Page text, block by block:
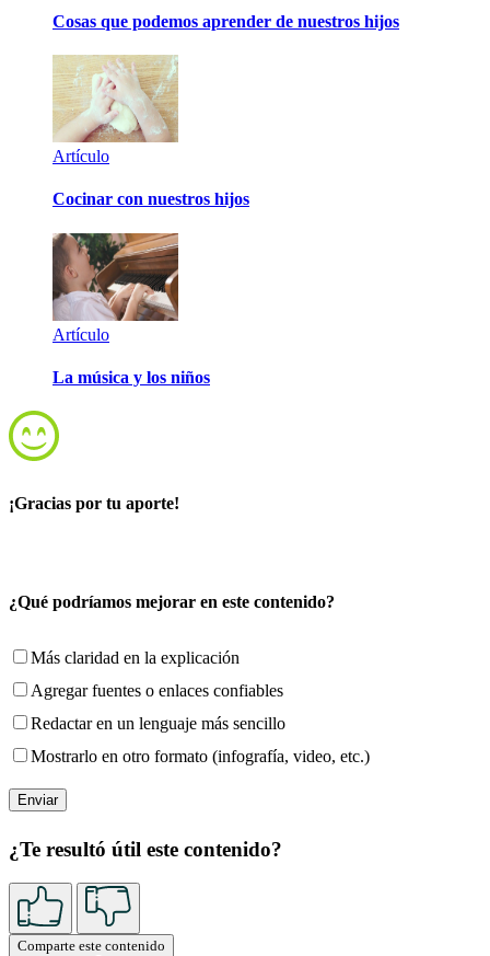
Cosas que podemos aprender de nuestros hijos
Artículo
Cocinar con nuestros hijos
Artículo
La música y los niños
¡Gracias por tu aporte!
¿Qué podríamos mejorar en este contenido?
Más claridad en la explicación
Agregar fuentes o enlaces confiables
Redactar en un lenguaje más sencillo
Mostrarlo en otro formato (infografía, video, etc.)
¿Te resultó útil este contenido?
Comparte este contenido